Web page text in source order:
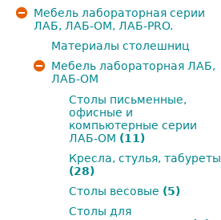
Мебель лабораторная серии
ЛАБ, ЛАБ-ОМ, ЛАБ-PRO.
Материалы столешниц
Мебель лабораторная ЛАБ,
ЛАБ-ОМ
Столы письменные,
офисные и
компьютерные серии
ЛАБ-ОМ (11)
Кресла, стулья, табуреты
(28)
Столы весовые (5)
Столы для